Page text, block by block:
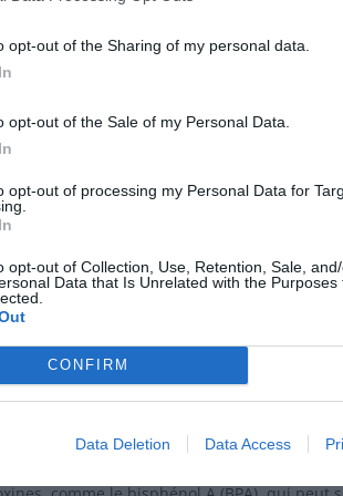
opt-out of the Sharing of my personal data.
opt-out of the Sale of my Personal Data.
opt-out of processing my Personal Data for
opt-out of Collection, Use, Retention, Sale,
Data that Is Unrelated with the Purposes
CONFIRM
Data Deletion Data Access
certains ustensiles. Christophe Mercier-
du film alimentaire. De son côté, le Dr
de se débarrasser des planches à
souvent riches en PFAS, des substances
comme l’inox, la fonte ou l’aluminium,
la santé.
microplastiques
à sa santé intestinale. Selon le Dr
rôle clé dans l’élimination des
pour cela, mais je dirais que les selles sont
Pour cela, il faut s’hydrater